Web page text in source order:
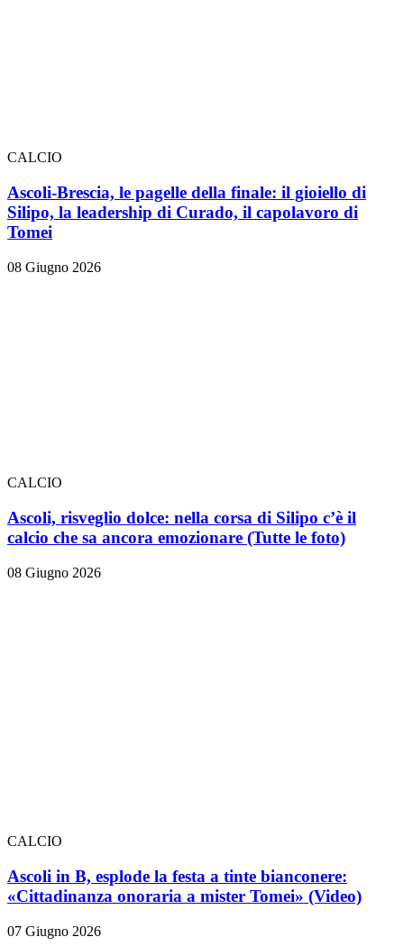
CALCIO
Ascoli-Brescia, le pagelle della finale: il gioiello di
Silipo, la leadership di Curado, il capolavoro di
Tomei
08 Giugno 2026
CALCIO
Ascoli, risveglio dolce: nella corsa di Silipo c’è il
calcio che sa ancora emozionare (Tutte le foto)
08 Giugno 2026
CALCIO
Ascoli in B, esplode la festa a tinte bianconere:
«Cittadinanza onoraria a mister Tomei» (Video)
07 Giugno 2026